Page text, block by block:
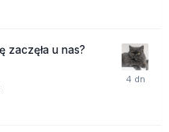
zaczęła u nas?